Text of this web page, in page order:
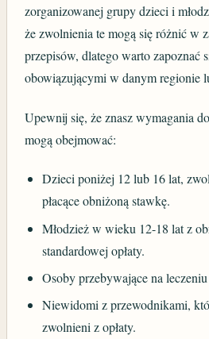
zorganizowanej grupy dzieci i
że zwolnienia te mogą się różnić w
przepisów, dlatego warto zapoznać
obowiązującymi w danym regionie
Upewnij się, że znasz wymagania
mogą obejmować:
Dzieci poniżej 12 lub 16 lat,
płacące obniżoną stawkę.
Młodzież w wieku 12-18 lat z
standardowej opłaty.
Osoby przebywające na
Niewidomi z przewodnikami,
zwolnieni z opłaty.